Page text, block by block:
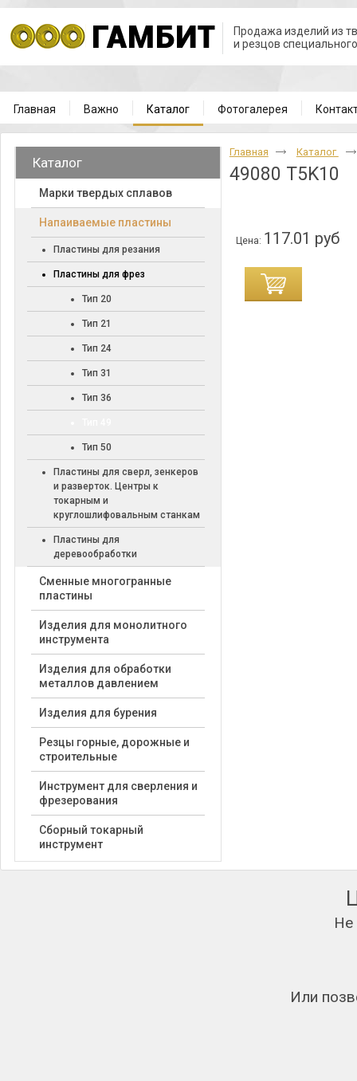
Продажа изделий из
и резцов
Главная Важно Каталог Фотогалерея
Каталог
Марки твердых сплавов
Напаиваемые пластины
Пластины для резания
Пластины для фрез
Тип 20
Тип 21
Тип 24
Тип 31
Тип 36
Тип 50
Пластины для сверл, зенкеров
и разверток. Центры к
токарным и
круглошлифовальным станкам
Пластины для
деревообработки
Cменные многогранные
пластины
Изделия для монолитного
инструмента
Изделия для обработки
металлов давлением
Изделия для бурения
Резцы горные, дорожные и
строительные
Инструмент для сверления и
фрезерования
Сборный токарный
инструмент
Главная Каталог
49080 T5K10
Цена: 117.01 руб
Не
Или